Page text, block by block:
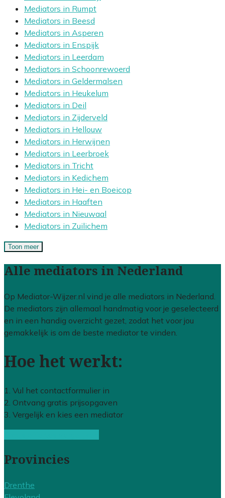
Mediators in Rumpt
Mediators in Beesd
Mediators in Asperen
Mediators in Enspijk
Mediators in Leerdam
Mediators in Schoonrewoerd
Mediators in Geldermalsen
Mediators in Heukelum
Mediators in Deil
Mediators in Zijderveld
Mediators in Hellouw
Mediators in Herwijnen
Mediators in Leerbroek
Mediators in Tricht
Mediators in Kedichem
Mediators in Hei- en Boeicop
Mediators in Haaften
Mediators in Nieuwaal
Mediators in Zuilichem
Toon meer
Alle mediators in Nederland
Op Mediator-Wijzer.nl vind je alle mediators in Nederland.
De mediators zijn allemaal handmatig voor je geselecteerd
en in een handig overzicht gezet, zodat het voor jou
gemakkelijk is om de beste mediator te vinden.
Hoe het werkt:
1. Vul het contactformulier in
2. Ontvang gratis prijsopgaven
3. Vergelijk en kies een mediator
Provincies
Drenthe